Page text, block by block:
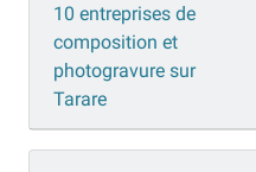
10 entreprises de
composition et
photogravure sur
Tarare